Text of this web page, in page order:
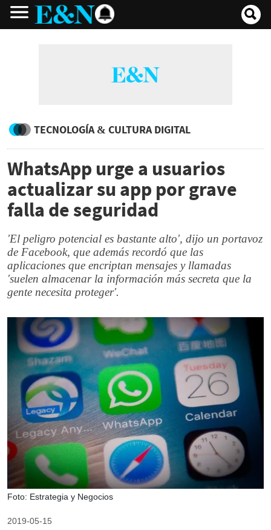
TECNOLOGÍA & CULTURA DIGITAL
WhatsApp urge a usuarios
actualizar su app por grave
falla de seguridad
'El peligro potencial es bastante alto', dijo un portavoz
de Facebook, que además recordó que las
aplicaciones que encriptan mensajes y llamadas
'suelen almacenar la información más secreta que la
gente necesita proteger'.
Foto: Estrategia y Negocios
2019-05-15